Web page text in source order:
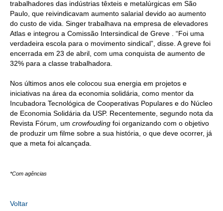
CONTATO
CURSOS
ENGENHEIRO EMPREENDEDOR
SEESP EDUCAÇÃO
APOSENTADORIA
PLANO DE SAÚDE
trabalhadores das indústrias têxteis e metalúrgicas em São
Paulo, que reivindicavam aumento salarial devido ao aumento
do custo de vida. Singer trabalhava na empresa de elevadores
Atlas e integrou a Comissão Intersindical de Greve . “Foi uma
verdadeira escola para o movimento sindical”, disse. A greve foi
encerrada em 23 de abril, com uma conquista de aumento de
32% para a classe trabalhadora.
Nos últimos anos ele colocou sua energia em projetos e
iniciativas na área da economia solidária, como mentor da
Incubadora Tecnológica de Cooperativas Populares e do Núcleo
de Economia Solidária da USP. Recentemente, segundo nota da
Revista Fórum, um crowfouding foi organizando com o objetivo
de produzir um filme sobre a sua história, o que deve ocorrer, já
que a meta foi alcançada.
*Com agências
Voltar